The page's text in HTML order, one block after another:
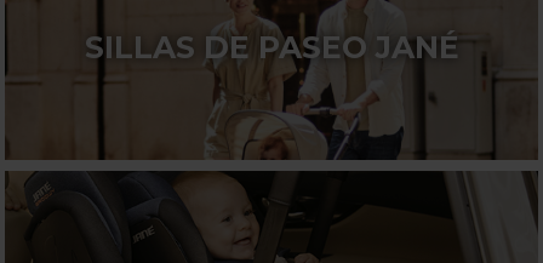
SILLAS DE PASEO JANÉ